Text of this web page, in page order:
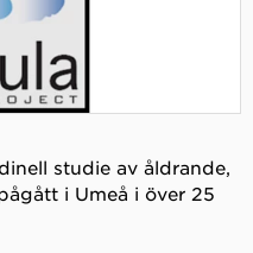
studie av åldrande,
i Umeå i över 25